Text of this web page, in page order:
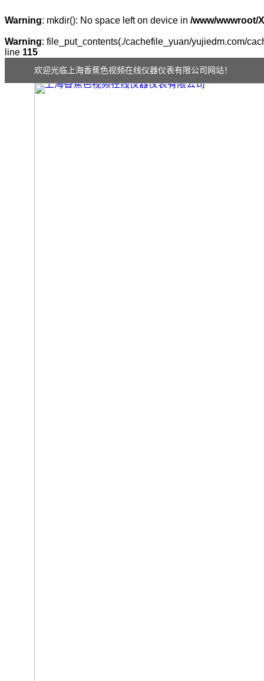
Warning: mkdir(): No space left on device in /www/wwwroot/
Warning: file_put_contents(./cachefile_yuan/yujiedm.com/
line 115
欢迎光临上海香蕉色视频在线仪器仪表有限公司网站！